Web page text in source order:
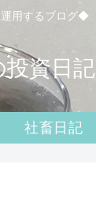
用するブログ◆
投資日記
社畜日記